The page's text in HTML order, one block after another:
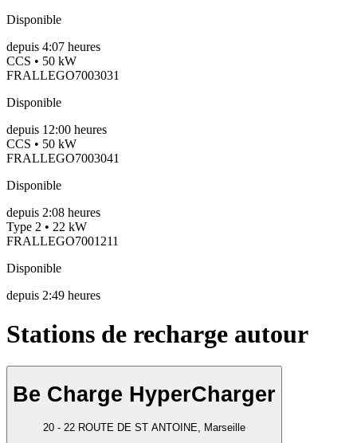
Disponible
depuis 4:07 heures
CCS • 50 kW
FRALLEGO7003031
Disponible
depuis 12:00 heures
CCS • 50 kW
FRALLEGO7003041
Disponible
depuis 2:08 heures
Type 2 • 22 kW
FRALLEGO7001211
Disponible
depuis 2:49 heures
Stations de recharge autour
Be Charge HyperCharger
20 - 22 ROUTE DE ST ANTOINE, Marseille